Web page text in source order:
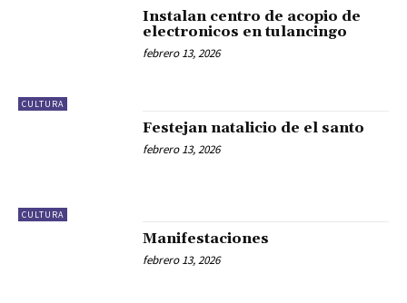
CULTURA
Instalan centro de acopio de
electronicos en tulancingo
febrero 13, 2026
CULTURA
Festejan natalicio de el santo
febrero 13, 2026
Manifestaciones
febrero 13, 2026